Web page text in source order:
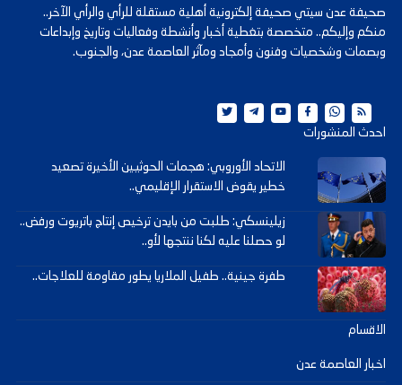
صحيفة عدن سيتي صحيفة إلكترونية أهلية مستقلة للرأي والرأي الآخر..
منكم وإليكم.. متخصصة بتغطية أخبار وأنشطة وفعاليات وتاريخ وإبداعات
وبصمات وشخصيات وفنون وأمجاد ومآثر العاصمة عدن، والجنوب.
احدث المنشورات
الاتحاد الأوروبي: هجمات الحوثيين الأخيرة تصعيد
خطير يقوض الاستقرار الإقليمي..
زيلينسكي: طلبت من بايدن ترخيص إنتاج باتريوت ورفض..
لو حصلنا عليه لكنا ننتجها لأو..
طفرة جينية.. طفيل الملاريا يطور مقاومة للعلاجات..
الاقسام
اخبار العاصمة عدن